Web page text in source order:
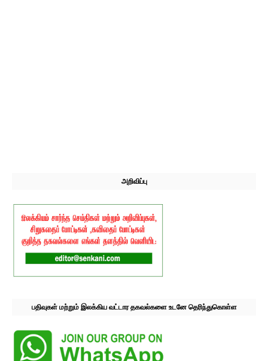
அறிவிப்பு
பதிவுகள் மற்றும் இலக்கிய வட்டார தகவல்களை உடனே தெரிந்துகொள்ள